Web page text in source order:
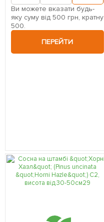
Ви можете вказати будь-
яку суму від 500 грн, кратну
500.
ПЕРЕЙТИ